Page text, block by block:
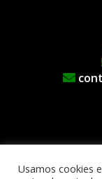
Usamos cookies